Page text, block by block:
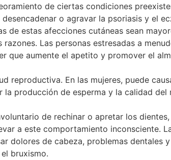
de ciertas condiciones
o agravar la psoriasis y el
de estas afecciones cutáneas sean
Las personas estresadas a
que aumente el apetito y promover el
reproductiva. En las mujeres, puede
producción de esperma y la calidad del
de rechinar o apretar los
a este comportamiento inconsciente.
dolores de cabeza, problemas dentales
bruxismo.